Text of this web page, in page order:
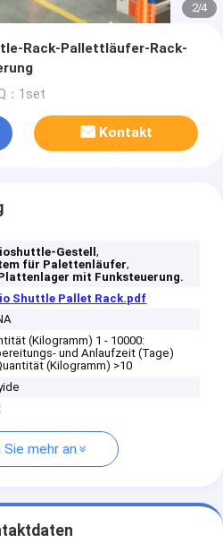
2/4
Rack-Pallettläufer-Rack-
：1set
Kontakt
Gestell,
für Palettenläufer,
mit Funksteuerung.
Shuttle Pallet Rack.pdf
(Kilogramm) 1 - 10000:
und Anlaufzeit (Tage)
(Kilogramm) >10
Sie mehr an